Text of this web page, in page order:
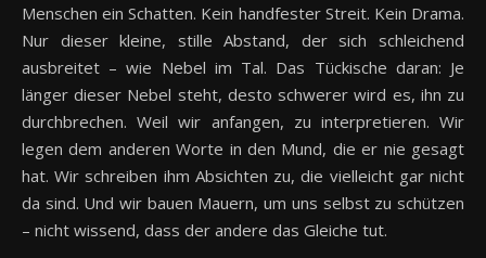
Menschen ein Schatten. Kein handfester Streit. Kein Drama.
Nur dieser kleine, stille Abstand, der sich schleichend
ausbreitet – wie Nebel im Tal. Das Tückische daran: Je
länger dieser Nebel steht, desto schwerer wird es, ihn zu
durchbrechen. Weil wir anfangen, zu interpretieren. Wir
legen dem anderen Worte in den Mund, die er nie gesagt
hat. Wir schreiben ihm Absichten zu, die vielleicht gar nicht
da sind. Und wir bauen Mauern, um uns selbst zu schützen
– nicht wissend, dass der andere das Gleiche tut.